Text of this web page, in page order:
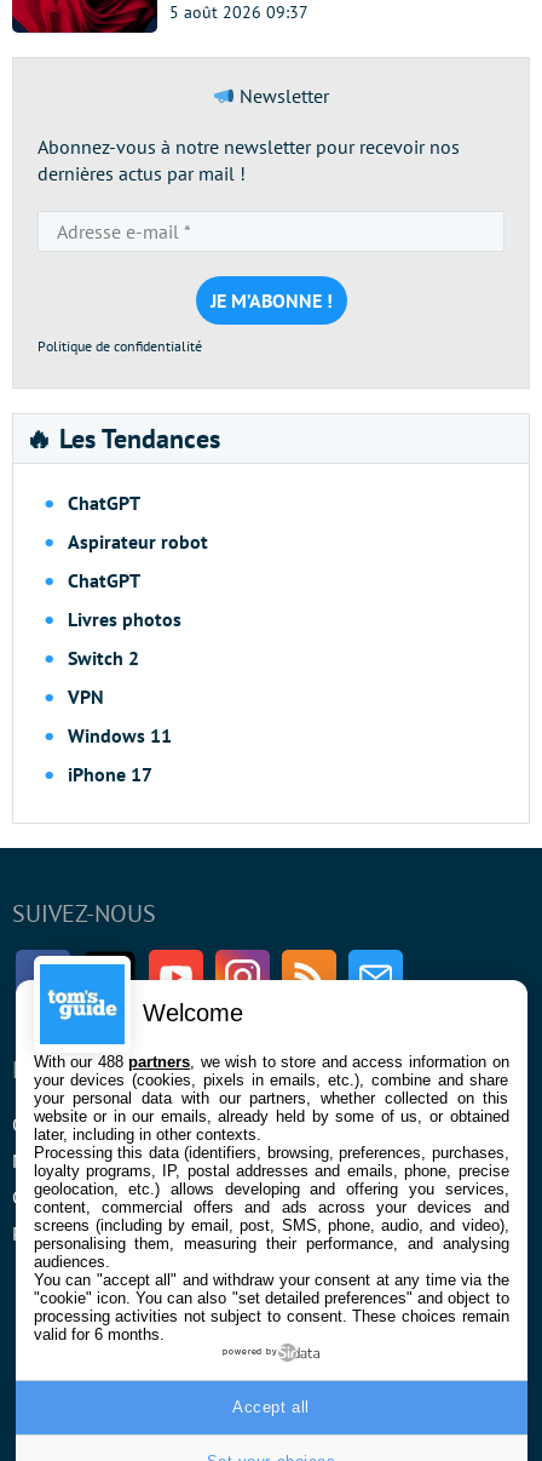
5 août 2026 09:37
Newsletter
Abonnez-vous à notre newsletter pour recevoir nos
dernières actus par mail !
e-
mail
*
Politique de confidentialité
🔥 Les Tendances
ChatGPT
Aspirateur robot
ChatGPT
Livres photos
Switch 2
VPN
Windows 11
iPhone 17
SUIVEZ-NOUS
FacebookTwitter Youtube InstagramRSS Newsletter
ENTREPRISE
Qui sommes nous
Mentions légales et CGU
Confidentialité et Cookies
Préférences cookies
À PROPOS
La rédaction
Contact
Welcome
With our 488partners , we wish to store and access information on
your devices (cookies, pixels in emails, etc.), combine and share
your personal data with our partners, whether collected on this
website or in our emails, already held by some of us, or obtained
later, including in other contexts.
Processing this data (identifiers, browsing, preferences, purchases,
loyalty programs, IP, postal addresses and emails, phone, precise
geolocation, etc.) allows developing and offering you services,
content, commercial offers and ads across your devices and
screens (including by email, post, SMS, phone, audio, and video),
personalising them, measuring their performance, and analysing
audiences.
You can "accept all" and withdraw your consent at any time via the
"cookie" icon. You can also "set detailed preferences" and object to
processing activities not subject to consent. These choices remain
valid for 6 months.
powered by
Accept all